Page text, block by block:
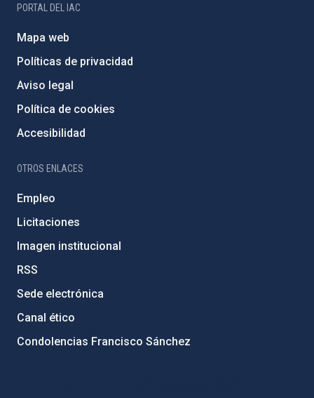
PORTAL DEL IAC
Mapa web
Políticas de privacidad
Aviso legal
Política de cookies
Accesibilidad
OTROS ENLACES
Empleo
Licitaciones
Imagen institucional
RSS
Sede electrónica
Canal ético
Condolencias Francisco Sánchez